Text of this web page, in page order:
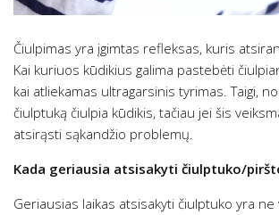
Čiulpimas yra įgimtas refleksas, kuris
Kai kuriuos kūdikius galima pastebėti
kai atliekamas ultragarsinis tyrimas. Taigi,
čiulptuką čiulpia kūdikis, tačiau jei šis
atsirąsti sąkandžio problemų.
Kada geriausia atsisakyti čiulptuko/
Geriausias laikas atsisakyti čiulptuko yra ne